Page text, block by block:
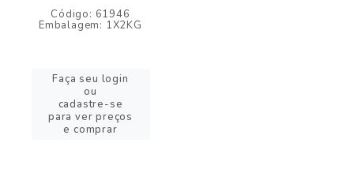
Código: 61946
Embalagem: 1X2KG
Faça seu login
ou
cadastre-se
para ver preços
e comprar